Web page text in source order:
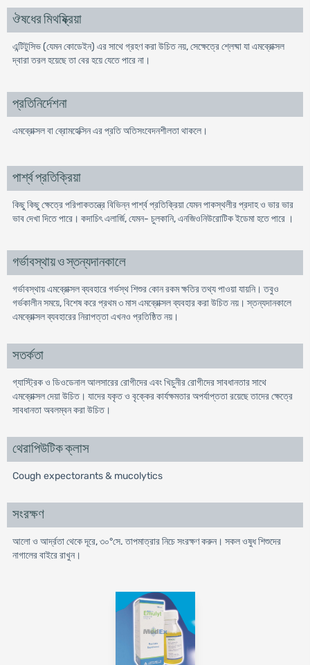
ঔষধের মিথষ্ক্রিয়া
এন্টিটুসিভ (যেমন কোডেইন) এর সাথে গ্রহণ করা উচিত নয়, সেক্ষেত্রে শ্লেষ্মা যা এমব্রোক্সল
দ্বারা তরল হয়েছে তা বের হয়ে যেতে পারে না।
প্রতিনির্দেশনা
এমব্রোক্সল বা ব্রোমহেক্সিন এর প্রতি অতিসংবেদনশীলতা থাকলে।
পার্শ্ব প্রতিক্রিয়া
কিছু কিছু ক্ষেত্রে পরিপাকতন্ত্রে বিভিন্ন পার্শ্ব প্রতিক্রিয়া যেমন পাকস্থলীর প্রদাহ ও ভার ভার
ভাব দেখা দিতে পারে। কদাচিৎ এলার্জি, যেমন- চুলকানি, এনজিওনিউরোটিক ইডেমা হতে পারে ।
গর্ভাবস্থায় ও স্তন্যদানকালে
গর্ভাবস্থায় এমব্রোক্সল ব্যবহারে গর্ভস্থ শিশুর কোন রকম ক্ষতির তথ্য পাওয়া যায়নি। তবুও
গর্ভকালীন সময়ে, বিশেষ করে প্রথম ৩ মাস এমব্রোক্সল ব্যবহার করা উচিত নয়। স্তন্যদানকালে
এমব্রোক্সল ব্যবহারের নিরাপত্তা এখনও প্রতিষ্ঠিত নয়।
সতর্কতা
গ্যাস্ট্রিক ও ডিওডেনাল আলসারের রোগীদের এবং খিচুনীর রোগীদের সাবধানতার সাথে
এমব্রোক্সল দেয়া উচিত। যাদের যকৃত ও বৃক্কের কার্যক্ষমতার অপর্যাপ্ততা রয়েছে তাদের ক্ষেত্রে
সাবধানতা অবলম্বন করা উচিত।
থেরাপিউটিক ক্লাস
Cough expectorants & mucolytics
সংরক্ষণ
আলো ও আর্দ্রতা থেকে দূরে, ৩০°সে. তাপমাত্রার নিচে সংরক্ষণ করুন। সকল ওষুধ শিশুদের
নাগালের বাইরে রাখুন।